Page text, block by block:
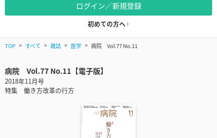
ログイン／新規登録
初めての方へ
TOP すべて 雑誌 医学 病院 Vol.77 No.11
病院 Vol.77 No.11【電子版】
2018年11月号
特集 働き方改革の行方